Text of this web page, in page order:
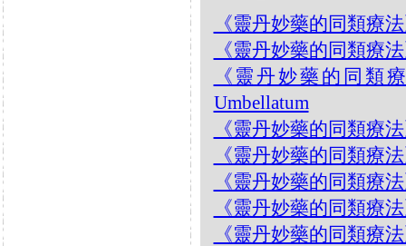
《靈丹妙藥的同類療
《靈丹妙藥的同類療
《靈丹妙藥的同類
Umbellatum
《靈丹妙藥的同類療
《靈丹妙藥的同類療
《靈丹妙藥的同類療
《靈丹妙藥的同類療
《靈丹妙藥的同類療